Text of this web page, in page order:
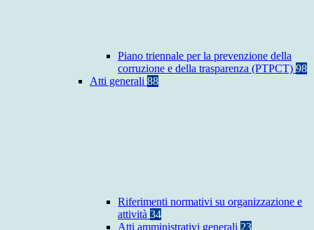
Piano triennale per la prevenzione della
corruzione e della trasparenza (PTPCT) 98
Atti generali 88
Riferimenti normativi su organizzazione e
attività 34
Atti amministrativi generali 23